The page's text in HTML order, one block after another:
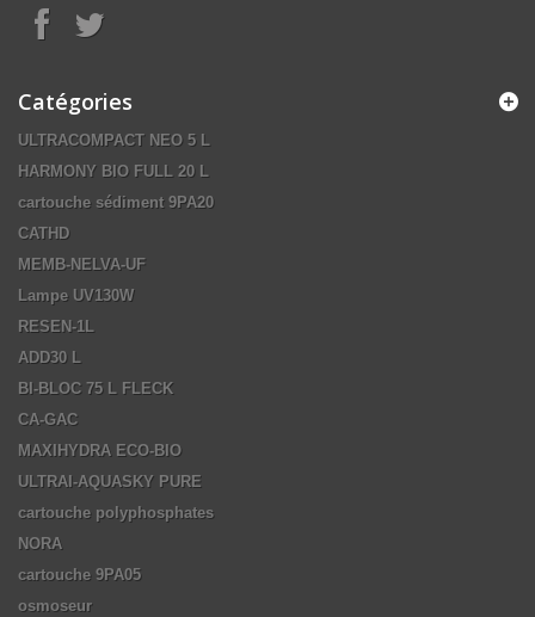
Catégories
ULTRACOMPACT NEO 5 L
HARMONY BIO FULL 20 L
cartouche sédiment 9PA20
CATHD
MEMB-NELVA-UF
Lampe UV130W
RESEN-1L
ADD30 L
BI-BLOC 75 L FLECK
CA-GAC
MAXIHYDRA ECO-BIO
ULTRAI-AQUASKY PURE
cartouche polyphosphates
NORA
cartouche 9PA05
osmoseur